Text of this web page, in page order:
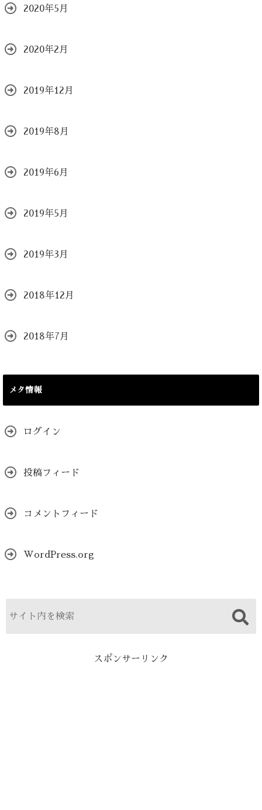
2020年5月
2020年2月
2019年12月
2019年8月
2019年6月
2019年5月
2019年3月
2018年12月
2018年7月
メタ情報
ログイン
投稿フィード
コメントフィード
WordPress.org
スポンサーリンク